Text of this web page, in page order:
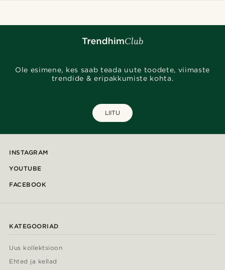
Ole esimene, kes saab teada uute toodete, viimaste
trendide & eripakkumiste kohta.
LIITU
INSTAGRAM
YOUTUBE
FACEBOOK
KATEGOORIAD
Uus kollektsioon
Ehted ja kellad